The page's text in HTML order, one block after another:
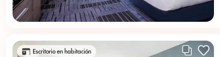
Escritorio en habitación